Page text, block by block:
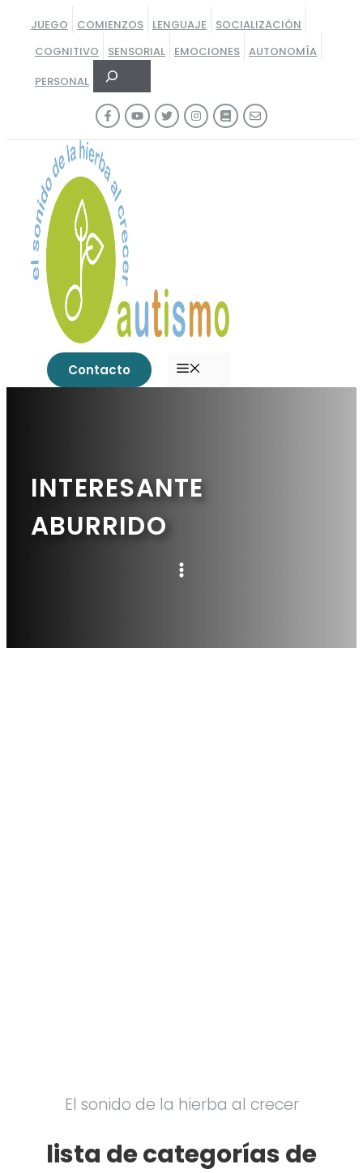
contenido
JUEGO COMIENZOS LENGUAJE
SOCIALIZACIÓN
COGNITIVO
SENSORIAL EMOCIONES AUTONOMÍA
PERSONAL
Buscar
Contacto
INTERESANTE
ABURRIDO
El sonido de la hierba al crecer
lista de categorías de